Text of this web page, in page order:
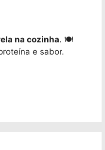
na cozinha. 🍽️
e sabor.